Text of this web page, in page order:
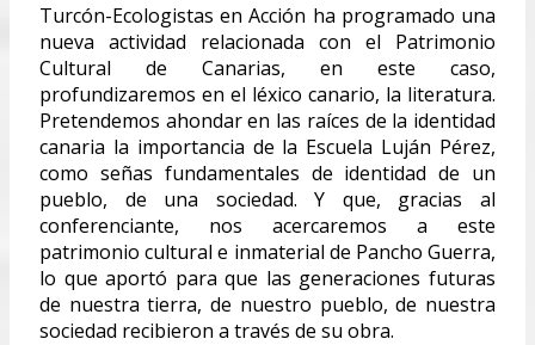
Turcón-Ecologistas en Acción ha programado una
nueva actividad relacionada con el Patrimonio
Cultural de Canarias, en este caso,
profundizaremos en el léxico canario, la literatura.
Pretendemos ahondar en las raíces de la identidad
canaria la importancia de la Escuela Luján Pérez,
como señas fundamentales de identidad de un
pueblo, de una sociedad. Y que, gracias al
conferenciante, nos acercaremos a este
patrimonio cultural e inmaterial de Pancho Guerra,
lo que aportó para que las generaciones futuras
de nuestra tierra, de nuestro pueblo, de nuestra
sociedad recibieron a través de su obra.